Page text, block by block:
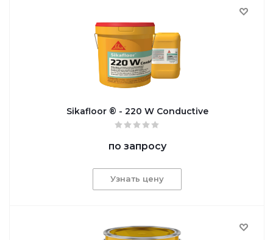
Sikafloor ® - 220 W Conductive
по запросу
Узнать цену